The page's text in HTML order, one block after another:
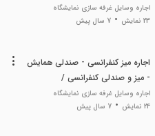
کنفرانسی
اجاره وسایل غرفه سازی نمایشگاه
23 نمایش
7 سال پیش
اجاره میز کنفرانسی - صندلی همایش
- میز و صندلی کنفرانسی /
نمایشگاهی و اداری
اجاره وسایل غرفه سازی نمایشگاه
24 نمایش
7 سال پیش